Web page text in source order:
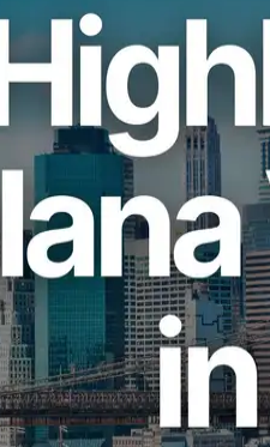
Países Bajos; CEO:
anunciar el restablecimiento de
específicamente para las cargas
uno de los centros financieros
VPS Es muy
por su tratamiento de
por los comerciantes
requieren la menor latencia
Los proveedores de
ganancias y, por lo tanto,
de menor